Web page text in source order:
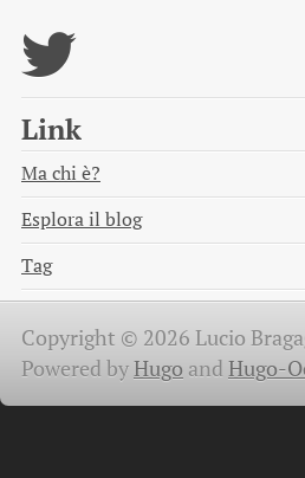
Link
Ma chi è?
Esplora il blog
Tag
Copyright © 2026 Lucio
Powered byHugo and Hugo-